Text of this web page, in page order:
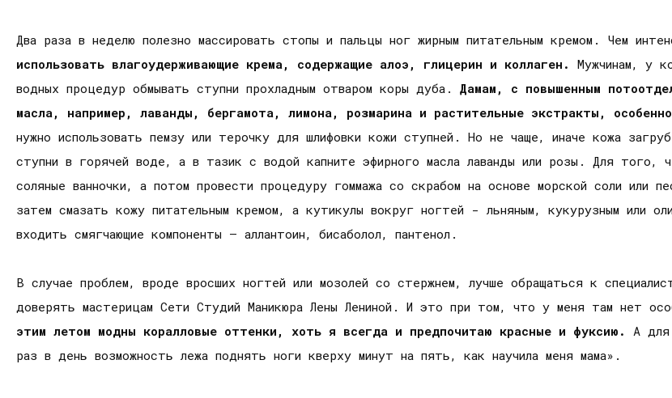
Два раза в неделю полезно массировать стопы и пальцы ног жирным питательным кремом. Чем
использовать влагоудерживающие крема, содержащие алоэ, глицерин и коллаген. Мужчинам, у
водных процедур обмывать ступни прохладным отваром коры дуба. Дамам, с повышенным
масла, например, лаванды, бергамота, лимона, розмарина и растительные экстракты,
нужно использовать пемзу или терочку для шлифовки кожи ступней. Но не чаще, иначе кожа
ступни в горячей воде, а в тазик с водой капните эфирного масла лаванды или розы. Для того,
соляные ванночки, а потом провести процедуру гоммажа со скрабом на основе морской соли или
затем смазать кожу питательным кремом, а кутикулы вокруг ногтей - льняным, кукурузным или
входить смягчающие компоненты – аллантоин, бисаболол, пантенол.
В случае проблем, вроде вросших ногтей или мозолей со стержнем, лучше обращаться к
доверять мастерицам Сети Студий Маникюра Лены Лениной. И это при том, что у меня там нет
этим летом модны коралловые оттенки, хоть я всегда и предпочитаю красные и фуксию. А для
раз в день возможность лежа поднять ноги кверху минут на пять, как научила меня мама».